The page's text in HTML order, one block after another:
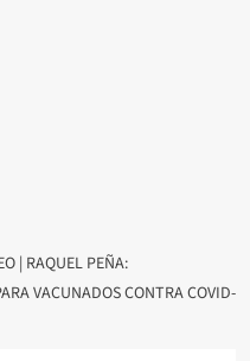
| RAQUEL PEÑA:
VACUNADOS CONTRA COVID-